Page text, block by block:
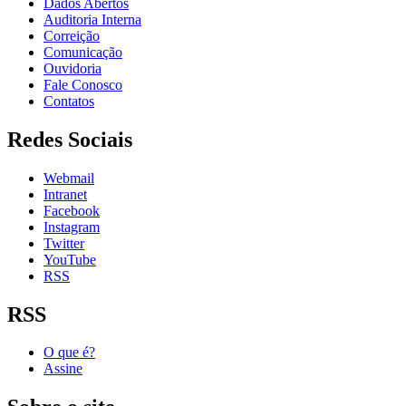
Auditoria Interna
Correição
Comunicação
Ouvidoria
Fale Conosco
Contatos
Redes Sociais
Webmail
Intranet
Facebook
Instagram
Twitter
YouTube
RSS
RSS
O que é?
Assine